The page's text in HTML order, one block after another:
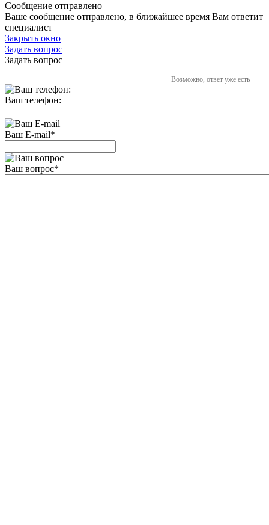
Сообщение отправлено
Ваше сообщение отправлено, в ближайшее время Вам ответит
специалист
Закрыть окно
Задать вопрос
Задать вопрос
Возможно, ответ уже есть
Ваш телефон:
Ваш E-mail*
Ваш вопрос*